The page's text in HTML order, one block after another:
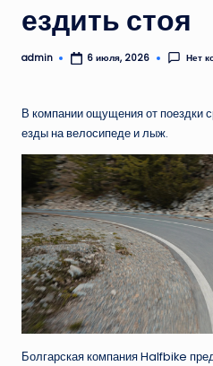
ездить стоя
Запись
admin 6 июля, 2026 Нет
В компании ощущения от поездки
езды на велосипеде и лыж.
Болгарская компания Halfbike